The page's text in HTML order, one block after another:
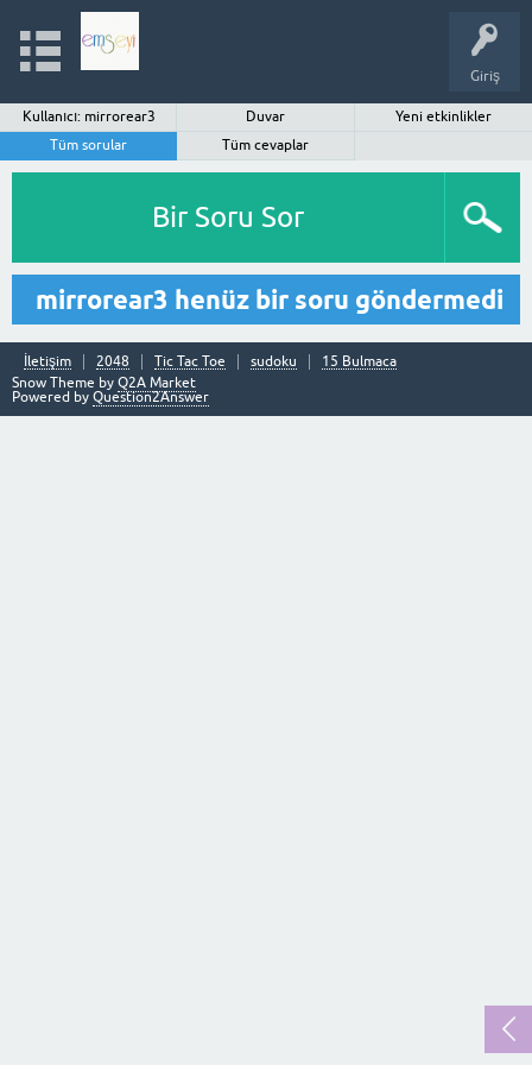
Giriş
Kullanıcı: mirrorear3 Duvar
Yeni etkinlikler
Tüm sorular
Tüm cevaplar
Bir Soru Sor
mirrorear3 henüz bir soru göndermedi
İletişim 2048 Tic Tac Toe sudoku
15 Bulmaca
Snow Theme by Q2A Market
Powered by Question2Answer